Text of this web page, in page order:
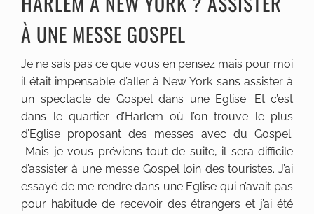
À UNE MESSE GOSPEL
Je ne sais pas ce que vous en pensez mais pour moi
il était impensable d’aller à New York sans assister à
un spectacle de Gospel dans une Eglise. Et c’est
dans le quartier d’Harlem où l’on trouve le plus
d’Eglise proposant des messes avec du Gospel.
Mais je vous préviens tout de suite, il sera difficile
d’assister à une messe Gospel loin des touristes. J’ai
essayé de me rendre dans une Eglise qui n’avait pas
pour habitude de recevoir des étrangers et j’ai été